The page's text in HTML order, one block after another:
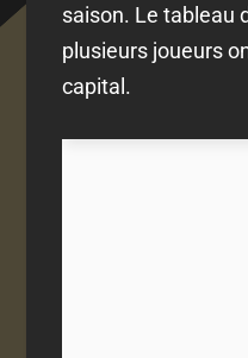
saison. Le tableau
plusieurs joueurs
capital.